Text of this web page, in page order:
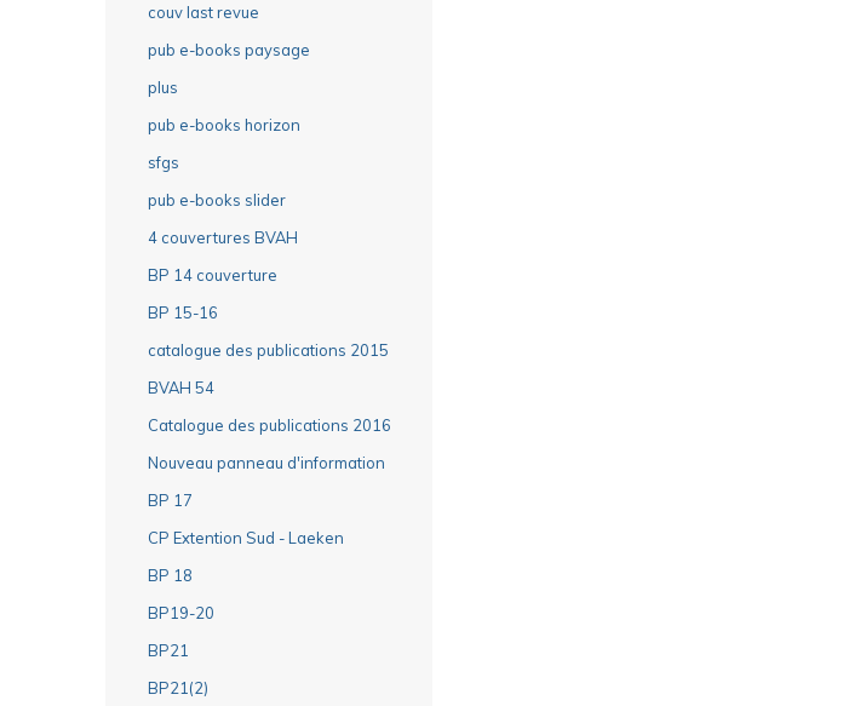
couv last revue
pub e-books paysage
plus
pub e-books horizon
sfgs
pub e-books slider
4 couvertures BVAH
BP 14 couverture
BP 15-16
catalogue des publications 2015
BVAH 54
Catalogue des publications 2016
Nouveau panneau d'information
BP 17
CP Extention Sud - Laeken
BP 18
BP19-20
BP21
BP21(2)